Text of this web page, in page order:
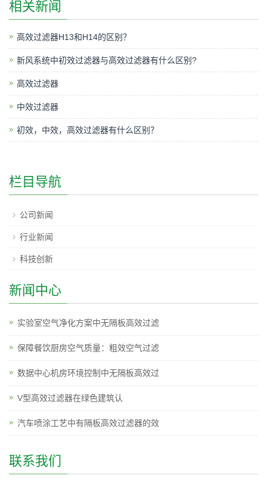
相关新闻
高效过滤器H13和H14的区别？
新风系统中初效过滤器与高效过滤器有什么区别?
高效过滤器
中效过滤器
初效，中效，高效过滤器有什么区别？
栏目导航
公司新闻
行业新闻
科技创新
新闻中心
实验室空气净化方案中无隔板高效过滤
保障餐饮厨房空气质量：粗效空气过滤
数据中心机房环境控制中无隔板高效过
V型高效过滤器在绿色建筑认
汽车喷涂工艺中有隔板高效过滤器的效
联系我们